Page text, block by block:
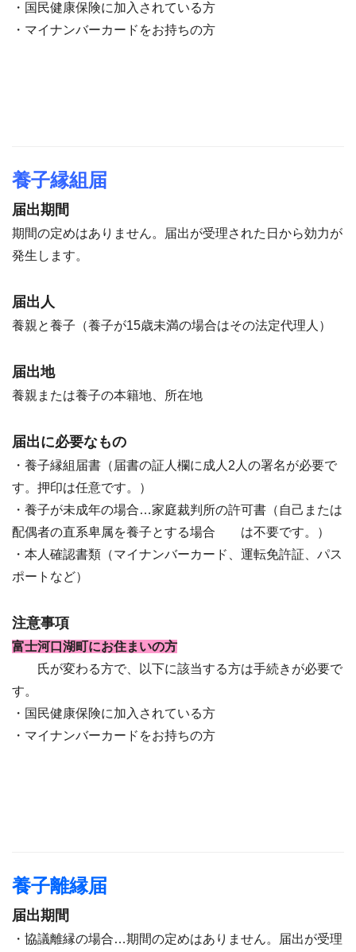
・国民健康保険に加入されている方
・マイナンバーカードをお持ちの方
養子縁組届
届出期間
期間の定めはありません。届出が受理された日から効力が
発生します。
届出人
養親と養子（養子が15歳未満の場合はその法定代理人）
届出地
養親または養子の本籍地、所在地
届出に必要なもの
・養子縁組届書（届書の証人欄に成人2人の署名が必要で
す。押印は任意です。）
・養子が未成年の場合…家庭裁判所の許可書（自己または
配偶者の直系卑属を養子とする場合 は不要です。）
・本人確認書類（マイナンバーカード、運転免許証、パス
ポートなど）
注意事項
富士河口湖町にお住まいの方
氏が変わる方で、以下に該当する方は手続きが必要で
す。
・国民健康保険に加入されている方
・マイナンバーカードをお持ちの方
養子離縁届
届出期間
・協議離縁の場合…期間の定めはありません。届出が受理